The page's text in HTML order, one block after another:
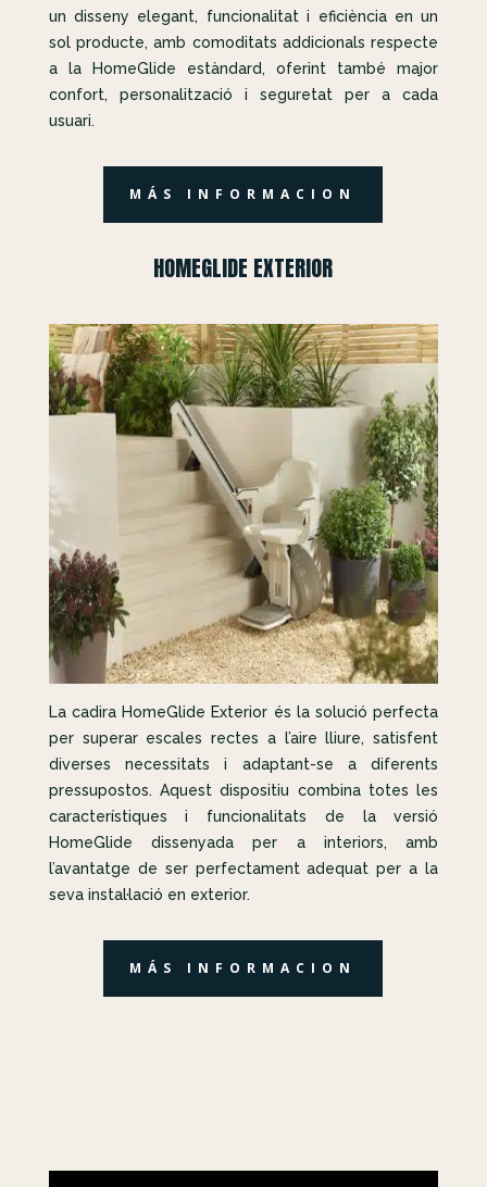
un disseny elegant, funcionalitat i eficiència en un
sol producte, amb comoditats addicionals respecte
a la HomeGlide estàndard, oferint també major
confort, personalització i seguretat per a cada
usuari.
MÁS INFORMACION
HOMEGLIDE EXTERIOR
La cadira HomeGlide Exterior és la solució perfecta
per superar escales rectes a l’aire lliure, satisfent
diverses necessitats i adaptant-se a diferents
pressupostos. Aquest dispositiu combina totes les
característiques i funcionalitats de la versió
HomeGlide dissenyada per a interiors, amb
l’avantatge de ser perfectament adequat per a la
seva instal·lació en exterior.
MÁS INFORMACION